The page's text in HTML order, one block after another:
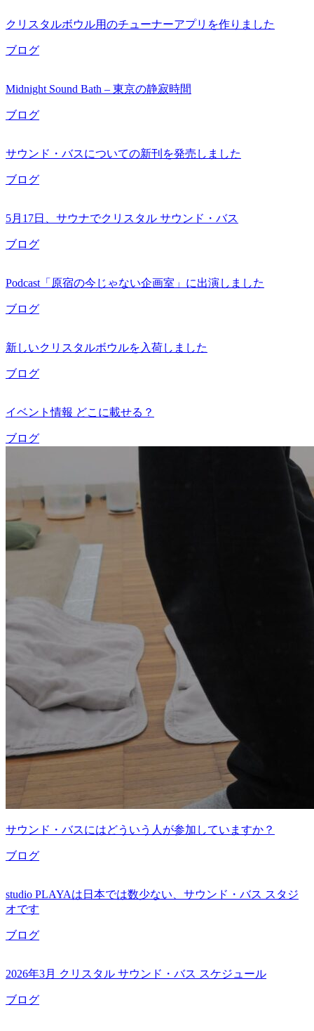
クリスタルボウル用のチューナーアプリを作りました
ブログ
Midnight Sound Bath – 東京の静寂時間
ブログ
サウンド・バスについての新刊を発売しました
ブログ
5月17日、サウナでクリスタル サウンド・バス
ブログ
Podcast「原宿の今じゃない企画室」に出演しました
ブログ
新しいクリスタルボウルを入荷しました
ブログ
イベント情報 どこに載せる？
ブログ
サウンド・バスにはどういう人が参加していますか？
ブログ
studio PLAYAは日本では数少ない、サウンド・バス スタジ
オです
ブログ
2026年3月 クリスタル サウンド・バス スケジュール
ブログ